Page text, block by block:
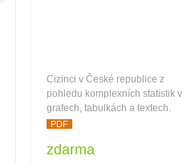
Cizinci v České republice z
pohledu komplexních statistik v
grafech, tabulkách a textech.
PDF
zdarma